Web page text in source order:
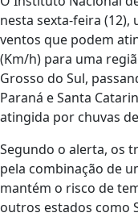
nesta sexta-feira
ventos que podem
(Km/h) para uma
Grosso do Sul,
Paraná e Santa
atingida por chuvas
Segundo o alerta, os
pela combinação de
mantém o risco de
outros estados como